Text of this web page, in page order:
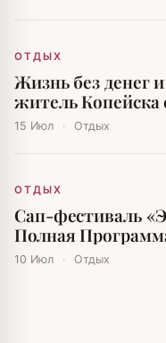
ОТДЫХ
Жизнь без денег
житель Копейска
мира
15 Июл · Отдых
ОТДЫХ
Сап-фестиваль
Полная
Праздника Лета
10 Июл · Отдых